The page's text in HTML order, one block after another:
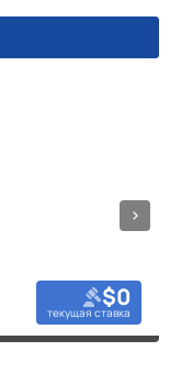
$0
текущая ставка